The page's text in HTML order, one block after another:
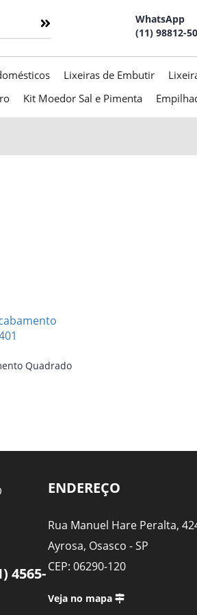
WhatsApp
(11) 98812-
Lixeiras de Embutir
Kit Moedor Sal e Pimenta
Quadrado
4565-
ENDEREÇO
Rua Manuel Hare Peralta,
Ayrosa, Osasco - SP
CEP: 06290-120
Veja no mapa